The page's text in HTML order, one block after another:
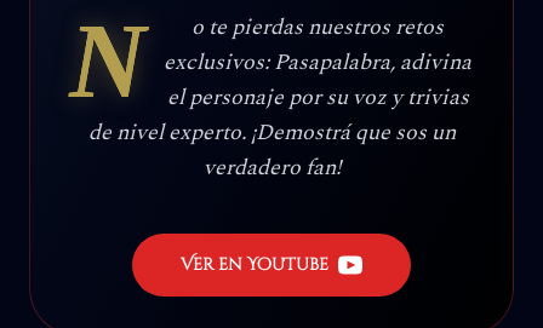
N
o te pierdas nuestros retos
exclusivos: Pasapalabra, adivina
el personaje por su voz y trivias
de nivel experto. ¡Demostrá que sos un
verdadero fan!
Ver en YouTube